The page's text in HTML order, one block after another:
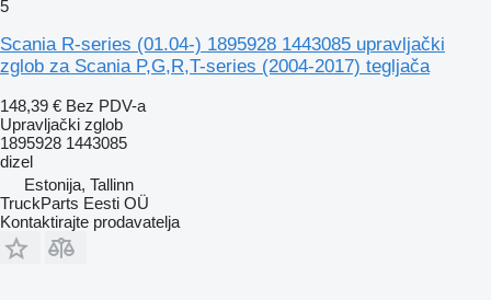
5
Scania R-series (01.04-) 1895928 1443085 upravljački
zglob za Scania P,G,R,T-series (2004-2017) tegljača
148,39 € Bez PDV-a
Upravljački zglob
1895928 1443085
dizel
Estonija, Tallinn
TruckParts Eesti OÜ
Kontaktirajte prodavatelja